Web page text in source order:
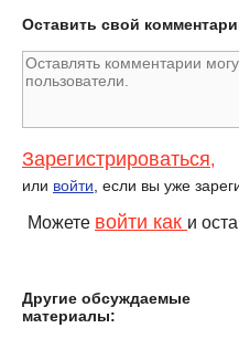
Оставить свой
Зарегистрироваться,
или войти, если вы уже
Можете войти как и
Другие обсуждаемые
материалы: